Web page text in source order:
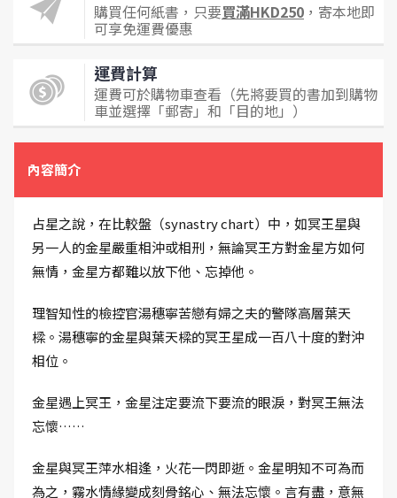
購買任何紙書，只要買滿HKD250 ，寄本地即
可享免運費優惠
運費計算
運費可於購物車查看（先將要買的書加到購物
車並選擇「郵寄」和「目的地」）
內容簡介
占星之說，在比較盤（synastry chart）中，如冥王星與
另一人的金星嚴重相沖或相刑，無論冥王方對金星方如何
無情，金星方都難以放下他、忘掉他。
理智知性的檢控官湯穗寧苦戀有婦之夫的警隊高層葉天
樑。湯穗寧的金星與葉天樑的冥王星成一百八十度的對沖
相位。
金星遇上冥王，金星注定要流下要流的眼淚，對冥王無法
忘懷……
金星與冥王萍水相逢，火花一閃即逝。金星明知不可為而
為之，霧水情緣變成刻骨銘心、無法忘懷。言有盡，意無